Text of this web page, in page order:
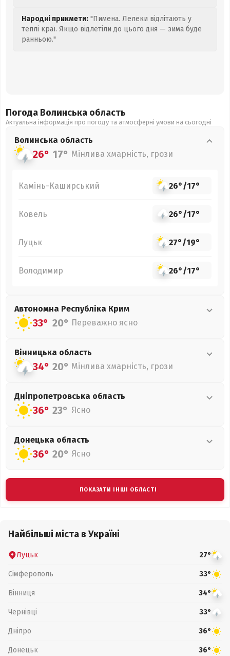
Народні прикмети: "Пимена. Лелеки відлітають у
теплі краї. Якщо відлетіли до цього дня — зима буде
ранньою."
Погода Волинська область
Актуальна інформація про погоду та атмосферні умови на сьогодні
Волинська область
26° 17° Мінлива хмарність, грози
Камінь-Каширський 26°/17°
Ковель 26°/17°
Луцьк 27°/19°
Володимир 26°/17°
Автономна Республіка Крим
33° 20° Переважно ясно
Вінницька область
34° 20° Мінлива хмарність, грози
Дніпропетровська область
36° 23° Ясно
Донецька область
36° 20° Ясно
ПОКАЗАТИ ІНШІ ОБЛАСТІ
Найбільші міста в Україні
Луцьк 27°
Сімферополь 33°
Вінниця 34°
Чернівці 33°
Дніпро 36°
Донецьк 36°